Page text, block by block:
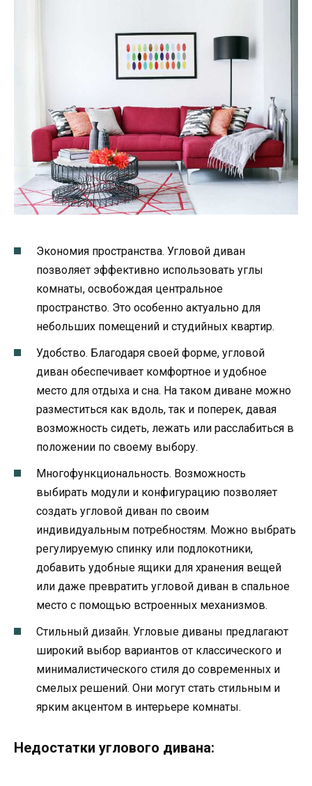
Экономия пространства. Угловой диван
позволяет эффективно использовать углы
комнаты, освобождая центральное
пространство. Это особенно актуально для
небольших помещений и студийных квартир.
Удобство. Благодаря своей форме, угловой
диван обеспечивает комфортное и удобное
место для отдыха и сна. На таком диване можно
разместиться как вдоль, так и поперек, давая
возможность сидеть, лежать или расслабиться в
положении по своему выбору.
Многофункциональность. Возможность
выбирать модули и конфигурацию позволяет
создать угловой диван по своим
индивидуальным потребностям. Можно выбрать
регулируемую спинку или подлокотники,
добавить удобные ящики для хранения вещей
или даже превратить угловой диван в спальное
место с помощью встроенных механизмов.
Стильный дизайн. Угловые диваны предлагают
широкий выбор вариантов от классического и
минималистического стиля до современных и
смелых решений. Они могут стать стильным и
ярким акцентом в интерьере комнаты.
Недостатки углового дивана: